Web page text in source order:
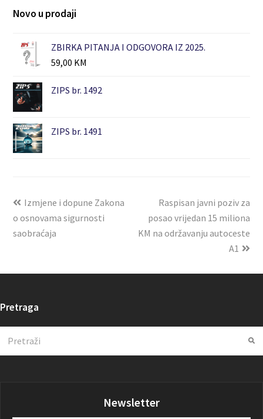
Novo u prodaji
ZBIRKA PITANJA I ODGOVORA IZ 2025.
59,00 KM
ZIPS br. 1492
ZIPS br. 1491
Izmjene i dopune Zakona
o osnovama sigurnosti
saobraćaja
Raspisan javni poziv za
posao vrijedan 15 miliona
KM na održavanju autoceste
A1
Pretraga
Newsletter